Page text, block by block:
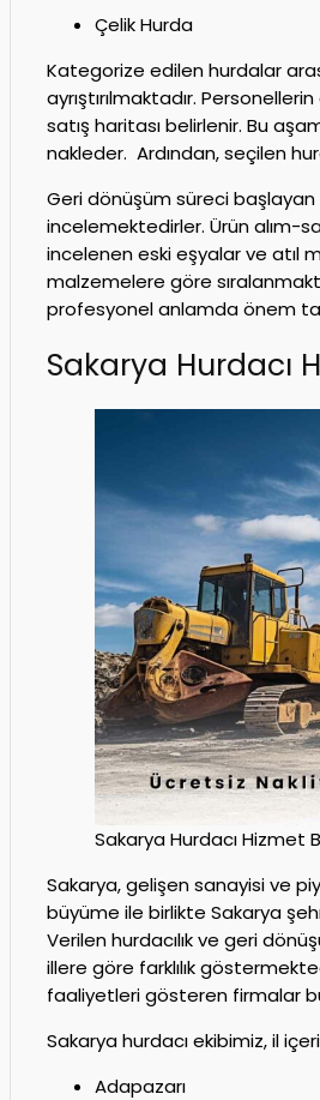
Çelik Hurda
Kategorize edilen hurdalar
ayrıştırılmaktadır.
satış haritası belirlenir. Bu
nakleder. Ardından, seçilen
Geri dönüşüm süreci
incelemektedirler. Ürün alım-
incelenen eski eşyalar ve atıl
malzemelere göre
profesyonel anlamda önem
Sakarya Hurdacı
Sakarya Hurdacı Hizmet
Sakarya, gelişen sanayisi ve
büyüme ile birlikte Sakarya
Verilen hurdacılık ve geri
illere göre farklılık
faaliyetleri gösteren firmalar
Sakarya hurdacı ekibimiz, il
Adapazarı